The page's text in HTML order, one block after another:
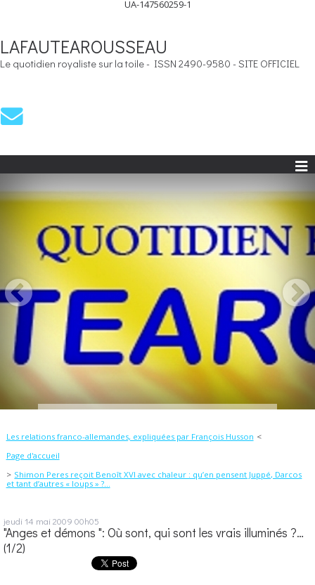
UA-147560259-1
LAFAUTEAROUSSEAU
Le quotidien royaliste sur la toile - ISSN 2490-9580 - SITE OFFICIEL
Les relations franco-allemandes, expliquées par François Husson
Page d'accueil
Shimon Peres reçoit Benoît XVI avec chaleur : qu’en pensent Juppé, Darcos
et tant d’autres « loups » ?...
jeudi 14 mai 2009 00h05
"Anges et démons ": Où sont, qui sont les vrais illuminés ?…
(1/2)